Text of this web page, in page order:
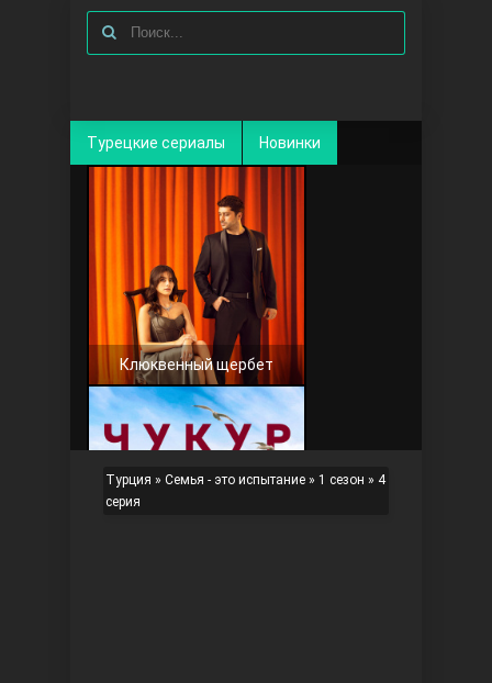
Турецкие сериалы Новинки
Клюквенный щербет
Турция » Семья - это испытание » 1 сезон » 4
серия